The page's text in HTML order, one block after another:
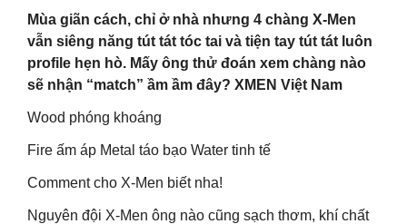
Mùa giãn cách, chỉ ở nhà nhưng 4 chàng X-Men
vẫn siêng năng tút tát tóc tai và tiện tay tút tát luôn
profile hẹn hò. Mấy ông thử đoán xem chàng nào
sẽ nhận “match” ầm ầm đây? XMEN Việt Nam
Wood phóng khoáng
Fire ấm áp Metal táo bạo Water tinh tế
Comment cho X-Men biết nha!
Nguyên đội X-Men ông nào cũng sạch thơm, khí chất